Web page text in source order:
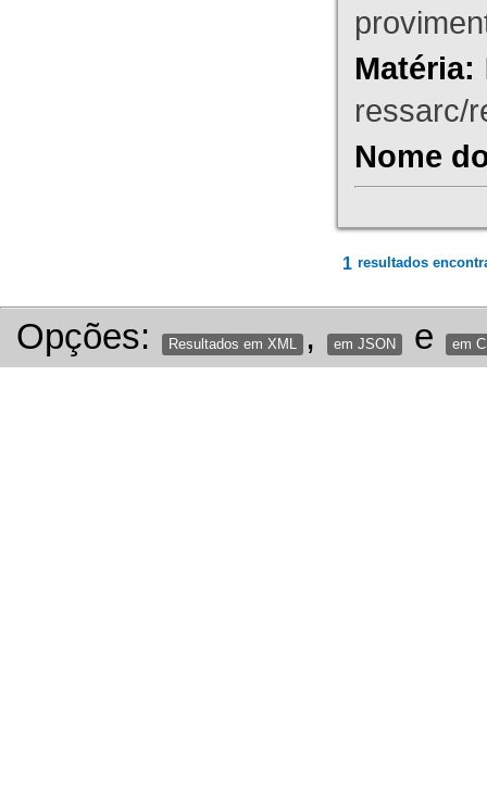
Matéria:
ressarc/
Nome
1 resultados
Opções: Resultados em XML , em JSON e em